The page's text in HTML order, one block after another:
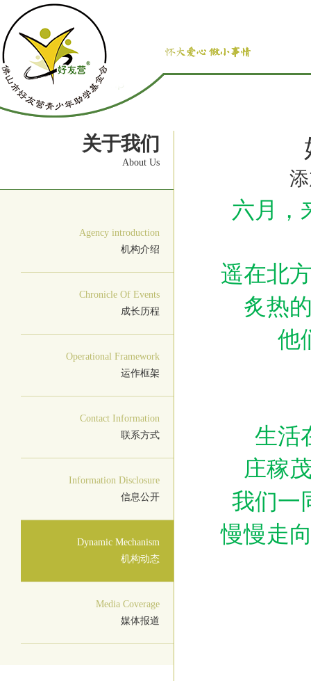
关于我们
About Us
Agency introduction
机构介绍
Chronicle Of Events
成长历程
Operational Framework
运作框架
Contact Information
联系方式
Information Disclosure
信息公开
Dynamic Mechanism
机构动态
Media Coverage
媒体报道
六月，
遥在北
炙热
他
生活
庄稼
我们一
慢慢走